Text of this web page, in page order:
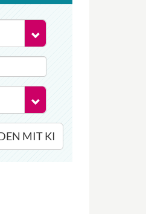
MIT KI